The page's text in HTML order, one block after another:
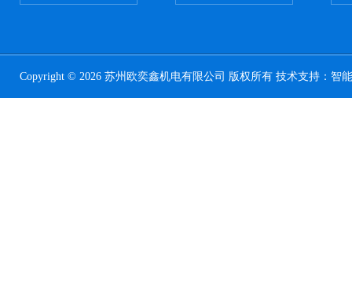
Copyright © 2026 苏州欧奕鑫机电有限公司 版权所有 技术支持： 智